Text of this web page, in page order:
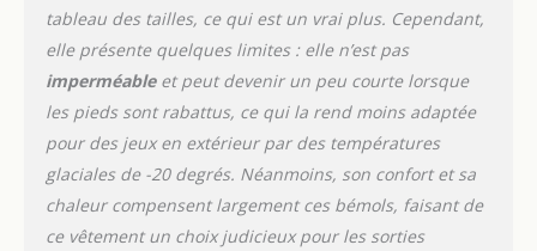
tableau des tailles, ce qui est un vrai plus. Cependant,
elle présente quelques limites : elle n’est pas
imperméableet peut devenir un peu courte lorsque
les pieds sont rabattus, ce qui la rend moins adaptée
pour des jeux en extérieur par des températures
glaciales de -20 degrés. Néanmoins, son confort et sa
chaleur compensent largement ces bémols, faisant de
ce vêtement un choix judicieux pour les sorties